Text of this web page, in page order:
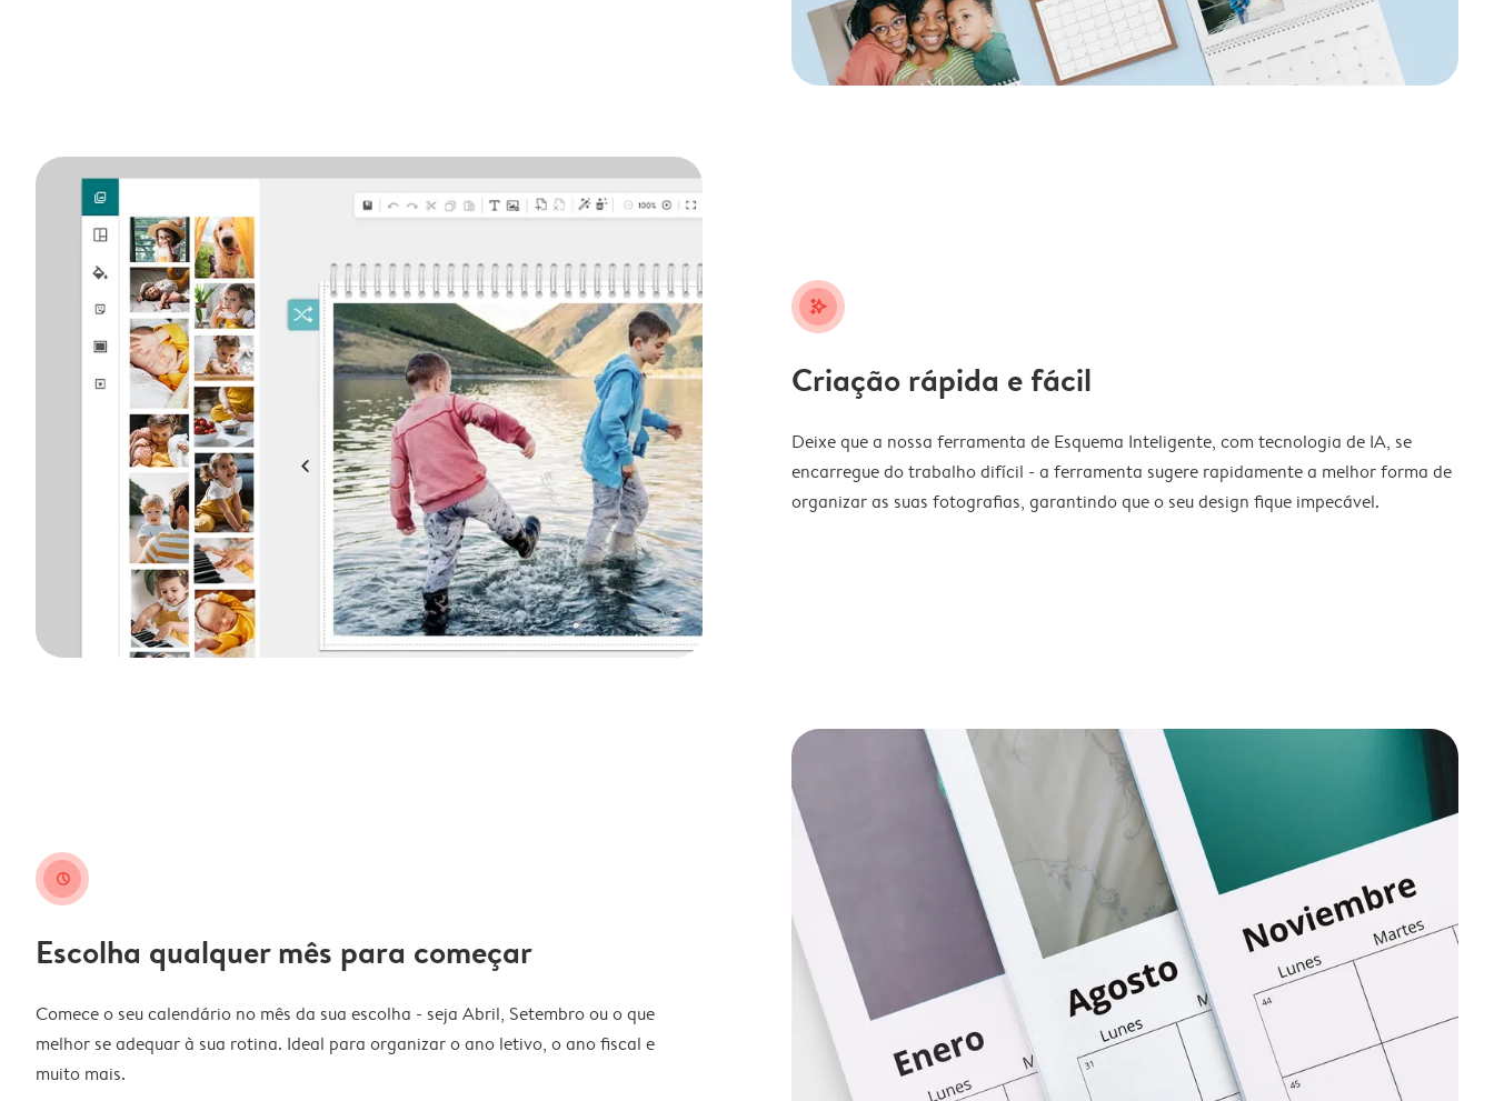
stars_plus
Criação rápida e fácil
Deixe que a nossa ferramenta de Esquema Inteligente, com tecnologia de IA, se
encarregue do trabalho difícil - a ferramenta sugere rapidamente a melhor forma de
organizar as suas fotografias, garantindo que o seu design fique impecável.
clock
Escolha qualquer mês para começar
Comece o seu calendário no mês da sua escolha - seja Abril, Setembro ou o que
melhor se adequar à sua rotina. Ideal para organizar o ano letivo, o ano fiscal e
muito mais.